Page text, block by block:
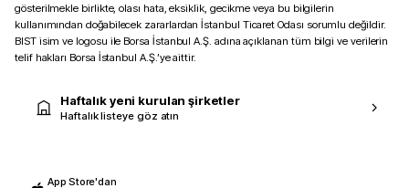
gösterilmekle birlikte, olası hata, eksiklik, gecikme veya bu bilgilerin
kullanımından doğabilecek zararlardan İstanbul Ticaret Odası sorumlu değildir.
BIST isim ve logosu ile Borsa İstanbul A.Ş. adına açıklanan tüm bilgi ve verilerin
telif hakları Borsa İstanbul A.Ş.’ye aittir.
Haftalık yeni kurulan şirketler
Haftalık listeye göz atın
App Store'dan